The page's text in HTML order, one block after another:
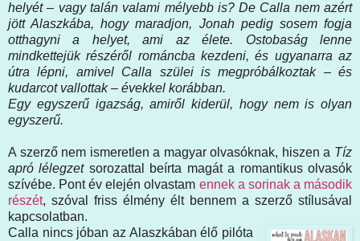
helyét – vagy talán valami mélyebb is? De Calla nem azért
jött Alaszkába, hogy maradjon, Jonah pedig sosem fogja
otthagyni a helyet, ami az élete. Ostobaság lenne
mindkettejük részéről románcba kezdeni, és ugyanarra az
útra lépni, amivel Calla szülei is megpróbálkoztak – és
kudarcot vallottak – évekkel korábban.
Egy egyszerű igazság, amiről kiderül, hogy nem is olyan
egyszerű.
A szerző nem ismeretlen a magyar olvasóknak, hiszen a Tíz
apró lélegzetsorozattal beírta magát a romantikus olvasók
szívébe. Pont év elején olvastam ennek a sorinak a második
részét, szóval friss élmény élt bennem a szerző stílusával
kapcsolatban.
Calla nincs jóban az Alaszkában élő pilóta